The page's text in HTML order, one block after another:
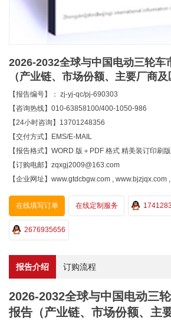
2026-2032全球与中国电动三轮车
（产业链、市场份额、主要厂商及
【报告编号】： zj-yj-qc/pj-690303
【咨询热线】010-63858100/400-1050-986
【24小时咨询】13701248356
【交付方式】EMS/E-MAIL
【报告格式】WORD 版＋PDF 格式 精美装订印刷版
【订购电邮】zqxgj2009@163.com
【企业网址】www.gtdcbgw.com , www.bjzjqx.com
在线填写订单 在线定制服务
2676935656
报告介绍 订购流程
2026-2032全球与中国电动三
报告（产业链、市场份额、主